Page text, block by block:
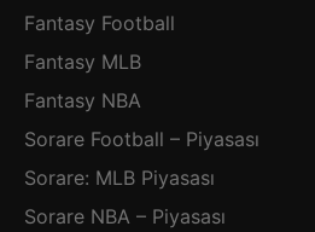
Fantasy Football
Fantasy MLB
Fantasy NBA
Sorare Football – Piyasası
Sorare: MLB Piyasası
Sorare NBA – Piyasası